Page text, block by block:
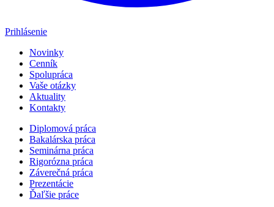
Prihlásenie
Novinky
Cenník
Spolupráca
Vaše otázky
Aktuality
Kontakty
Diplomová práca
Bakalárska práca
Seminárna práca
Rigorózna práca
Záverečná práca
Prezentácie
Ďaľšie práce